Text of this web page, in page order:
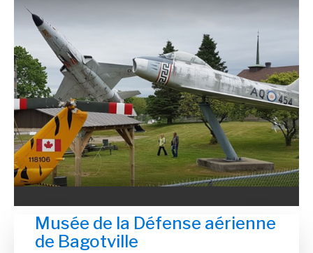
Musée de la Défense aérienne
de Bagotville